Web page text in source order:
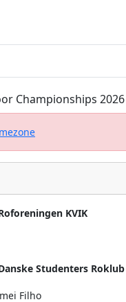
Championships 2026
KVIK
Studenters Roklub
Filho